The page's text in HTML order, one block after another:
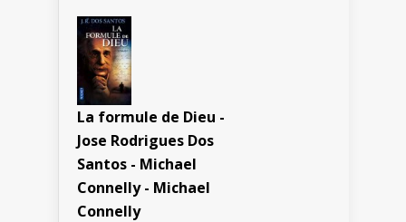
La formule de Dieu -
Jose Rodrigues Dos
Santos - Michael
Connelly - Michael
Connelly